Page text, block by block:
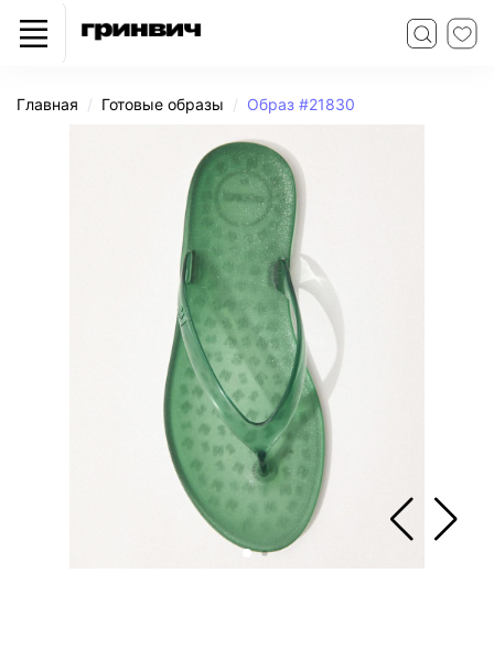
Главная Готовые образы Образ #21830